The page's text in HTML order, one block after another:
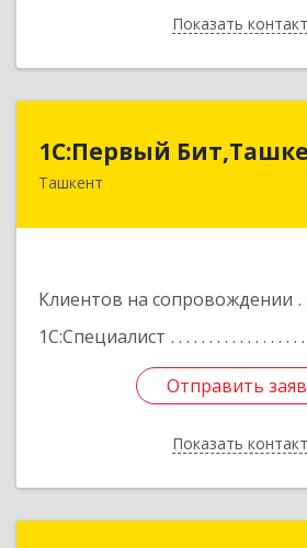
ПоказатьНазад
1C:Первый
Ташкент
Клиентов на сопровождении
1С:Специалист
Отправить
Показать
1C:Первый
г. Ташкент, Мирабадский
Отправить
Назад